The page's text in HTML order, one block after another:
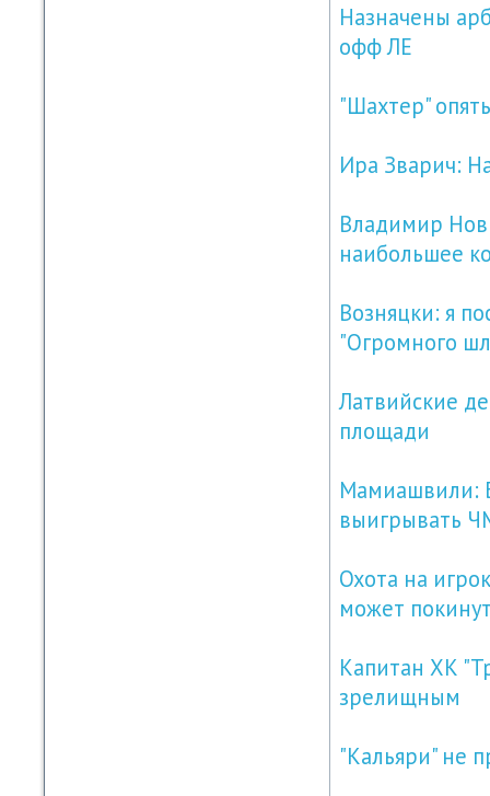
Назначены
офф ЛЕ
"Шахтер"
Ира Зварич:
Владимир
наибольшее
Возняцки: я
"Огромного
Латвийские
площади
Мамиашвили:
выигрывать
Охота на
может
Капитан ХК
зрелищным
"Кальяри" не